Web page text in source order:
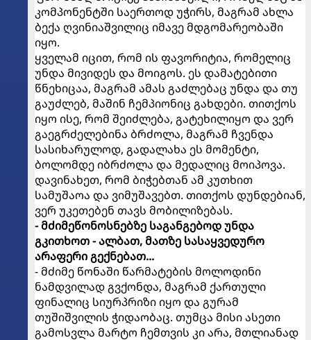
კომპონენტში საერთოდ უჭირს, მაგრამ ახლა
ბექა ღვინიაშვილიც იმავე მდგომარეობაში
იყო.
ყველამ იცით, რომ ის ფავორიტია, რომელიც
უნდა მივიდეს და მოიგოს. ეს დამატებითი
წნეხიცაა, მაგრამ ამას გაძლებაც უნდა და თუ
გაუძლებ, მაშინ ჩემპიონიც გახდები. თითქოს
იყო ისე, რომ შეიძლება, გატეხილიყო და ვერ
გაეგრძელებინა ბრძოლა, მაგრამ ჩვენდა
სასიხარულოდ, გადალახა ეს მომენტი,
ბოლომდე იბრძოლა და მედალიც მოიპოვა.
დავინახეთ, რომ ბიჭებთან ამ კუთხით
სამუშაოა და ვიმუშავებთ. თითქოს დუნდებიან,
ვერ უკეთებენ თავს მობილიზებას.
- მძიმეწონოსნებზე საგანგებოდ უნდა
გკითხოთ - ალბათ, მათზე სასაყვედურო
არაფერი გექნებათ...
- მძიმე წონაში წარმატების მოლოდინი
ნამდვილად გვქონდა, მაგრამ ქართული
ფინალიც სიურპრიზი იყო და გურამ
თუშიშვილის ჭიდაობაც. თუმცა მისი ასეთი
გამოსვლა მარტო ჩემთვის კი არა, მთლიანად